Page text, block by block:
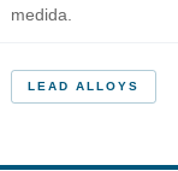
medida.
LEAD ALLOYS